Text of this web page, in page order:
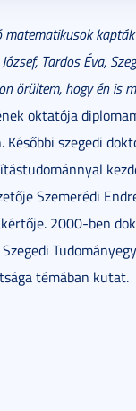
Tardos Éva,
örültem, hogy én is
oktatója
szegedi
Szemerédi
2000-ben
témában kutat.